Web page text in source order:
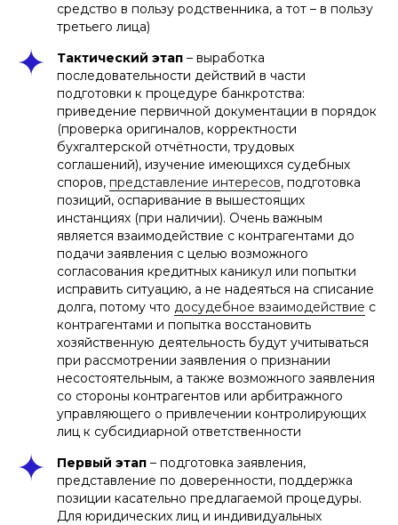
средство в пользу родственника, а тот – в пользу
третьего лица)
Тактический этап – выработка
последовательности действий в части
подготовки к процедуре банкротства:
приведение первичной документации в порядок
(проверка оригиналов, корректности
бухгалтерской отчётности, трудовых
соглашений), изучение имеющихся судебных
споров, представление интересов, подготовка
позиций, оспаривание в вышестоящих
инстанциях (при наличии). Очень важным
является взаимодействие с контрагентами до
подачи заявления с целью возможного
согласования кредитных каникул или попытки
исправить ситуацию, а не надеяться на списание
долга, потому что досудебное взаимодействие с
контрагентами и попытка восстановить
хозяйственную деятельность будут учитываться
при рассмотрении заявления о признании
несостоятельным, а также возможного заявления
со стороны контрагентов или арбитражного
управляющего о привлечении контролирующих
лиц к субсидиарной ответственности
Первый этап – подготовка заявления,
представление по доверенности, поддержка
позиции касательно предлагаемой процедуры.
Для юридических лиц и индивидуальных